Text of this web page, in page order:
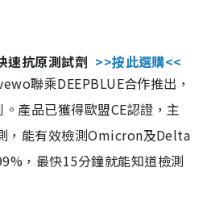
速抗原測試劑 >>按此選購<<
聯乘DEEPBLUE合作推出，
產品已獲得歐盟CE認證，主
，能有效檢測Omicron及Delta
，最快15分鐘就能知道檢測